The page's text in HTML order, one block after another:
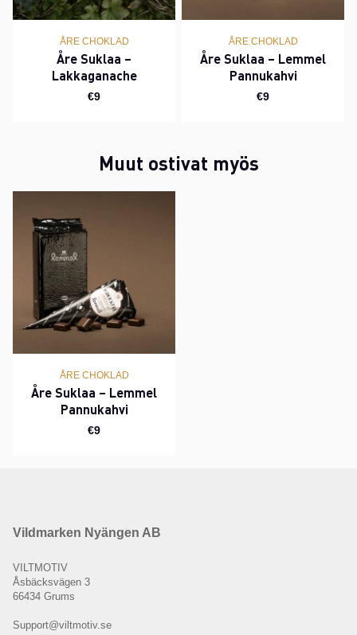
ÅRE CHOKLAD
Åre Suklaa –
Lakkaganache
€9
ÅRE CHOKLAD
Åre Suklaa – Lemmel
Pannukahvi
€9
Muut ostivat myös
ÅRE CHOKLAD
Åre Suklaa – Lemmel
Pannukahvi
€9
Vildmarken Nyängen AB
VILTMOTIV
Åsbäcksvägen 3
66434 Grums
Support@viltmotiv.se